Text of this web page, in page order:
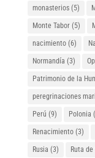
monasterios(5)
Monte Tabor(5)
nacimiento(6)
Normandía (3)
Patrimonio de la
peregrinaciones
Perú (9) Polonia
Renacimiento(3)
Rusia (3) Ruta